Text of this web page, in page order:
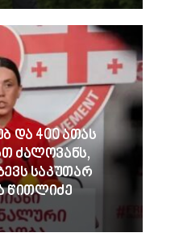
და 400 ათას
ძალოვანს,
საკუთარ
წითლიძე